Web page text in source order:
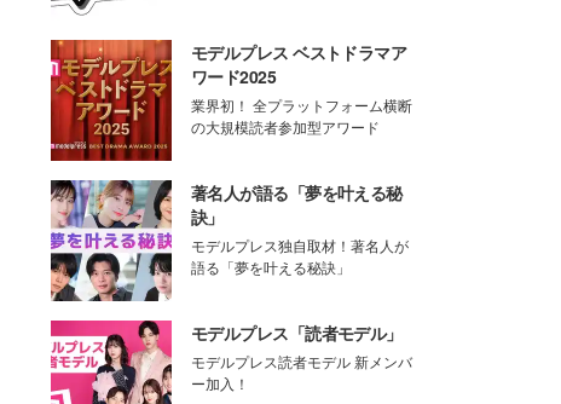
モデルプレス ベストドラマア
ワード2025
業界初！ 全プラットフォーム横断
の大規模読者参加型アワード
著名人が語る「夢を叶える秘
訣」
モデルプレス独自取材！著名人が
語る「夢を叶える秘訣」
モデルプレス「読者モデル」
モデルプレス読者モデル 新メンバ
ー加入！